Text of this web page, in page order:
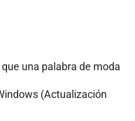
una palabra de moda
(Actualización